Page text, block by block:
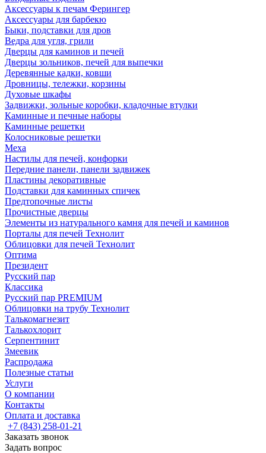
Аксессуары к печам Ферингер
Аксессуары для барбекю
Быки, подставки для дров
Ведра для угля, грили
Дверцы для каминов и печей
Дверцы зольников, печей для выпечки
Деревянные кадки, ковши
Дровницы, тележки, корзины
Духовые шкафы
Задвижки, зольные коробки, кладочные втулки
Каминные и печные наборы
Каминные решетки
Колосниковые решетки
Меха
Настилы для печей, конфорки
Передние панели, панели задвижек
Пластины декоративные
Подставки для каминных спичек
Предтопочные листы
Прочистные дверцы
Элементы из натурального камня для печей и каминов
Порталы для печей Технолит
Облицовки для печей Технолит
Оптима
Президент
Русский пар
Классика
Русский пар PREMIUM
Облицовки на трубу Технолит
Талькомагнезит
Талькохлорит
Серпентинит
Змеевик
Распродажа
Полезные статьи
Услуги
О компании
Контакты
Оплата и доставка
+7 (843) 258-01-21
Заказать звонок
Задать вопрос